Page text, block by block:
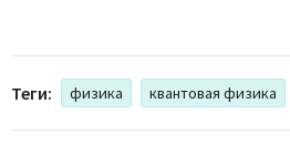
Теги: физика квантовая физика